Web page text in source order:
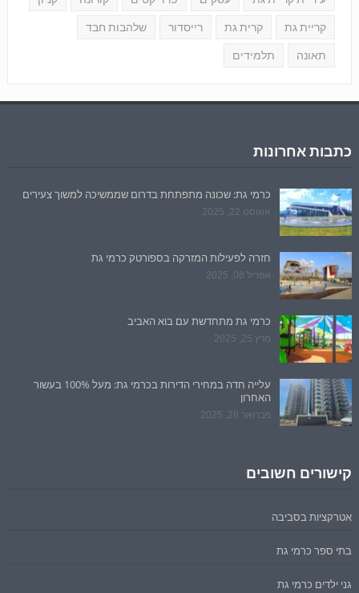
קריית גת קרית גת רייסדור שלהבות חבד
תאונה תלמידים
כתבות אחרונות
כרמי גת: שכונה מתפתחת בדרום שממשיכה למשוך צעירים
אוגוסט 22, 2025
חזרה לפעילות המזרקה בספורטק כרמי גת
אפריל 08, 2025
כרמי גת מתחדשת עם בוא האביב
מרץ 25, 2025
עלייה חדה במחירי הדירות בכרמי גת: מעל 100% בעשור
האחרון
פברואר 28, 2025
קישורים חשובים
אטרקציות בסביבה
בתי ספר כרמי גת
גני ילדים כרמי גת